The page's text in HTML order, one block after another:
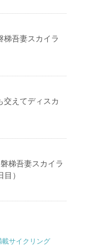
梯吾妻スカイラ
交えてディスカ
梯吾妻スカイラ
）
サイクリング